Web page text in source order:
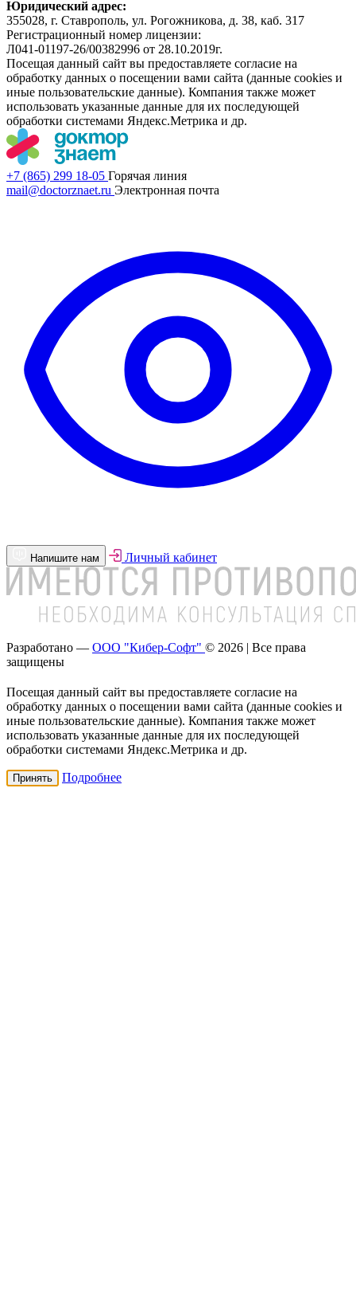
Юридический адрес:
355028, г. Ставрополь, ул. Рогожникова, д. 38, каб. 317
Регистрационный номер лицензии:
Л041-01197-26/00382996 от 28.10.2019г.
Посещая данный сайт вы предоставляете согласие на
обработку данных о посещении вами сайта (данные cookies и
иные пользовательские данные). Компания также может
использовать указанные данные для их последующей
обработки системами Яндекс.Метрика и др.
+7 (865) 299 18-05 Горячая линия
mail@doctorznaet.ru Электронная почта
Напишите нам Личный кабинет
Разработано — ООО "Кибер-Софт" © 2026 | Все права
защищены
Посещая данный сайт вы предоставляете согласие на
обработку данных о посещении вами сайта (данные cookies и
иные пользовательские данные). Компания также может
использовать указанные данные для их последующей
обработки системами Яндекс.Метрика и др.
Принять Подробнее